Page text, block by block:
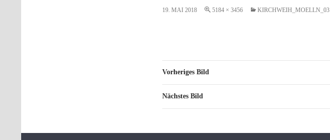
19. MAI 2018 5184 × 3456 KIRCHWEIH_MOELLN_03
Vorheriges Bild
Nächstes Bild